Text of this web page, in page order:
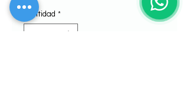
Cantidad *